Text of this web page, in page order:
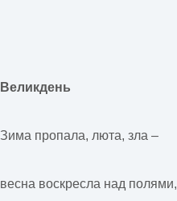
Великдень
Зима пропала, люта, зла –
весна воскресла над полями,